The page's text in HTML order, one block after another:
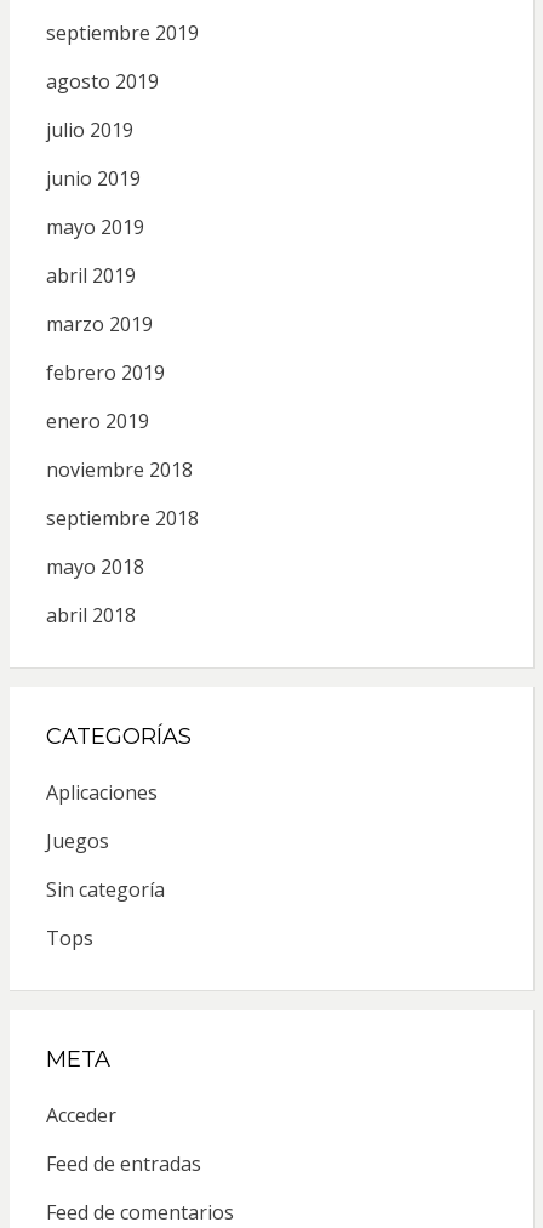
septiembre 2019
agosto 2019
julio 2019
junio 2019
mayo 2019
abril 2019
marzo 2019
febrero 2019
enero 2019
noviembre 2018
septiembre 2018
mayo 2018
abril 2018
CATEGORÍAS
Aplicaciones
Juegos
Sin categoría
Tops
META
Acceder
Feed de entradas
Feed de comentarios